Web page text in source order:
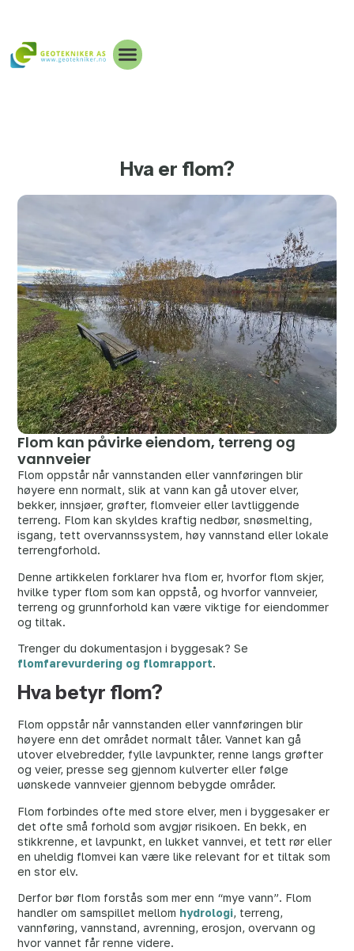
Hva er flom?
Flom kan påvirke eiendom, terreng og
vannveier
Flom oppstår når vannstanden eller vannføringen blir
høyere enn normalt, slik at vann kan gå utover elver,
bekker, innsjøer, grøfter, flomveier eller lavtliggende
terreng. Flom kan skyldes kraftig nedbør, snøsmelting,
isgang, tett overvannssystem, høy vannstand eller lokale
terrengforhold.
Denne artikkelen forklarer hva flom er, hvorfor flom skjer,
hvilke typer flom som kan oppstå, og hvorfor vannveier,
terreng og grunnforhold kan være viktige for eiendommer
og tiltak.
Trenger du dokumentasjon i byggesak? Se
flomfarevurdering og flomrapport.
Hva betyr flom?
Flom oppstår når vannstanden eller vannføringen blir
høyere enn det området normalt tåler. Vannet kan gå
utover elvebredder, fylle lavpunkter, renne langs grøfter
og veier, presse seg gjennom kulverter eller følge
uønskede vannveier gjennom bebygde områder.
Flom forbindes ofte med store elver, men i byggesaker er
det ofte små forhold som avgjør risikoen. En bekk, en
stikkrenne, et lavpunkt, en lukket vannvei, et tett rør eller
en uheldig flomvei kan være like relevant for et tiltak som
en stor elv.
Derfor bør flom forstås som mer enn “mye vann”. Flom
handler om samspillet mellom hydrologi, terreng,
vannføring, vannstand, avrenning, erosjon, overvann og
hvor vannet får renne videre.